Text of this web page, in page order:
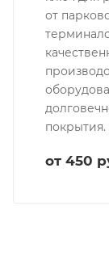
от
покрытия.
от 450